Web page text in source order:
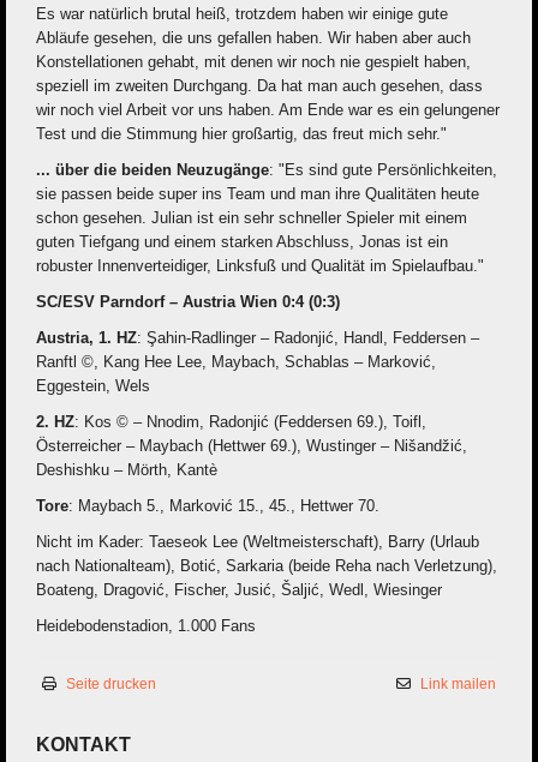
Es war natürlich brutal heiß, trotzdem haben wir einige gute
Abläufe gesehen, die uns gefallen haben. Wir haben aber auch
Konstellationen gehabt, mit denen wir noch nie gespielt haben,
speziell im zweiten Durchgang. Da hat man auch gesehen, dass
wir noch viel Arbeit vor uns haben. Am Ende war es ein gelungener
Test und die Stimmung hier großartig, das freut mich sehr."
... über die beiden Neuzugänge: "Es sind gute Persönlichkeiten,
sie passen beide super ins Team und man ihre Qualitäten heute
schon gesehen. Julian ist ein sehr schneller Spieler mit einem
guten Tiefgang und einem starken Abschluss, Jonas ist ein
robuster Innenverteidiger, Linksfuß und Qualität im Spielaufbau."
SC/ESV Parndorf – Austria Wien 0:4 (0:3)
Austria, 1. HZ: Şahin-Radlinger – Radonjić, Handl, Feddersen –
Ranftl ©, Kang Hee Lee, Maybach, Schablas – Marković,
Eggestein, Wels
2. HZ: Kos © – Nnodim, Radonjić (Feddersen 69.), Toifl,
Österreicher – Maybach (Hettwer 69.), Wustinger – Nišandžić,
Deshishku – Mörth, Kantè
Tore: Maybach 5., Marković 15., 45., Hettwer 70.
Nicht im Kader: Taeseok Lee (Weltmeisterschaft), Barry (Urlaub
nach Nationalteam), Botić, Sarkaria (beide Reha nach Verletzung),
Boateng, Dragović, Fischer, Jusić, Šaljić, Wedl, Wiesinger
Heidebodenstadion, 1.000 Fans
Seite drucken Link mailen
KONTAKT